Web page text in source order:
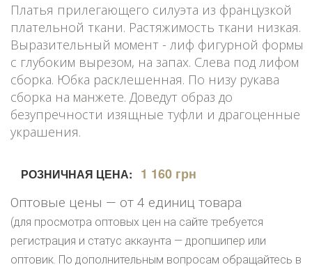
Платья прилегающего силуэта из французкой
плательной ткани. Растяжимость ткани низкая.
Выразительный момент - лиф фигурной формы
с глубоким вырезом, на запах. Слева под лифом
сборка. Юбка расклешенная. По низу рукава
сборка на манжете. Доведут образ до
безупречности изящные туфли и драгоценные
украшения.
РОЗНИЧНАЯ ЦЕНА: 1 160 грн
Оптовые цены — от 4 единиц товара
(для просмотра оптовых цен на сайте требуется
регистрация и статус аккаунта — дропшипер или
оптовик. По дополнительным вопросам обращайтесь в